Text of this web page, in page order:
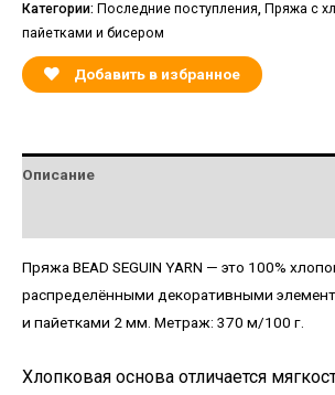
Категории: Последние поступления, Пряжа с
пайетками и бисером
Добавить в избранное
Описание
Пряжа BEAD SEGUIN YARN — это 100%
распределёнными декоративными
и пайетками 2 мм. Метраж: 370 м/100 г.
Хлопковая основа отличается